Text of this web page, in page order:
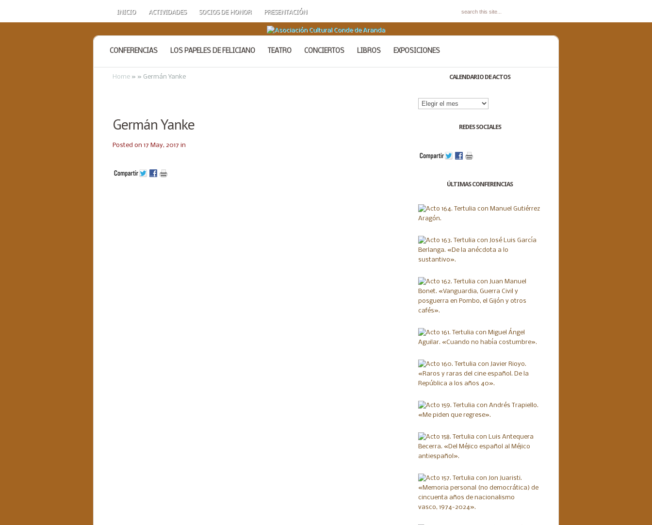
INICIO ACTIVIDADES SOCIOS DE HONOR PRESENTACIÓN
CONFERENCIAS LOS PAPELES DE FELICIANO TEATRO CONCIERTOS LIBROS EXPOSICIONES
Home » » Germán Yanke
Germán Yanke
Posted on 17 May, 2017 in
CALENDARIO DE ACTOS
Calendario
de
REDES SOCIALES
ÚLTIMAS CONFERENCIAS